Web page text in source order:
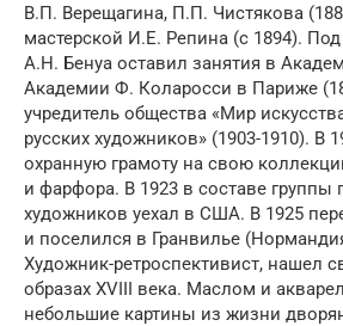
В.П. Верещагина, П.П. Чистякова
мастерской И.Е. Репина (с 1894).
А.Н. Бенуа оставил занятия в
Академии Ф. Коларосси в Париже
учредитель общества «Мир
русских художников» (1903-1910). В
охранную грамоту на свою
и фарфора. В 1923 в составе группы
художников уехал в США. В 1925
и поселился в Гранвилье
Художник-ретроспективист, нашел
образах XVIII века. Маслом и
небольшие картины из жизни